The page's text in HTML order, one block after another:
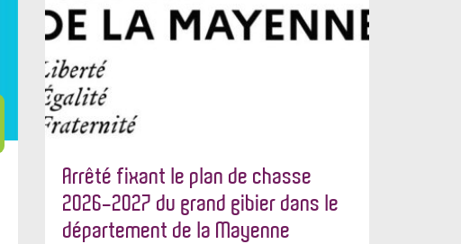
Arrêté fixant le plan de chasse
2026-2027 du grand gibier dans le
département de la Mayenne